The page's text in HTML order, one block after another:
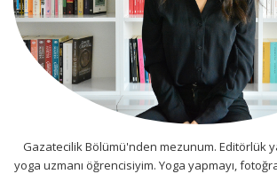
Gazatecilik Bölümü'nden mezunum. Editörlük
yoga uzmanı öğrencisiyim. Yoga yapmayı,